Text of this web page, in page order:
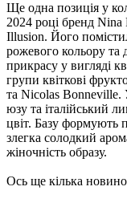
Ще одна позиція у
2024 році бренд
Illusion. Його
рожевого кольору та
прикрасу у вигляді
групи квіткові
та Nicolas Bonneville.
юзу та італійський
цвіт. Базу формують
злегка солодкий
жіночність образу.
Ось ще кілька